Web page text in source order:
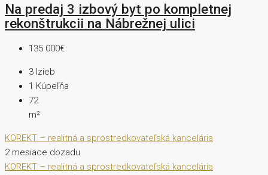
Na predaj 3 izbový byt po kompletnej
rekonštrukcii na Nábrežnej ulici
135 000€
3 Izieb
1 Kúpeľňa
72
m²
KOREKT – realitná a sprostredkovateľská kancelária
2 mesiace dozadu
KOREKT – realitná a sprostredkovateľská kancelária